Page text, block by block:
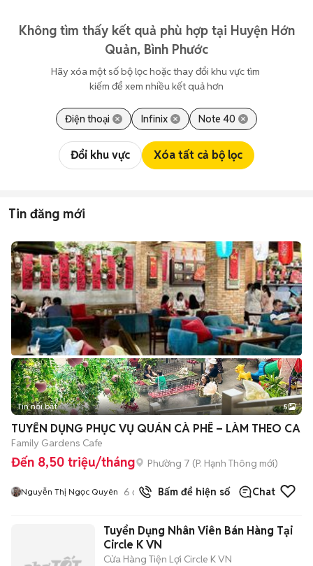
Không tìm thấy kết quả phù hợp tại Huyện Hớn
Quản, Bình Phước
Hãy xóa một số bộ lọc hoặc thay đổi khu vực tìm
kiếm để xem nhiều kết quả hơn
Điện thoại Infinix Note 40
Đổi khu vực Xóa tất cả bộ lọc
Tin đăng mới
Tin nổi bật 5
TUYỂN DỤNG PHỤC VỤ QUÁN CÀ PHÊ – LÀM THEO CA
Family Gardens Cafe
Đến 8,50 triệu/tháng Phường 7 (P. Hạnh Thông mới)
Nguyễn Thị Ngọc Quyên 6 đã bánBấm để hiện số Chat
Tuyển Dụng Nhân Viên Bán Hàng Tại
Circle K VN
Cửa Hàng Tiện Lợi Circle K VN